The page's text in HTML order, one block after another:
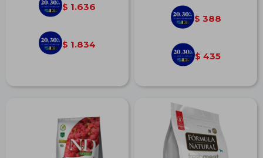
$ 1.636
$ 1.834
$ 388
$ 435